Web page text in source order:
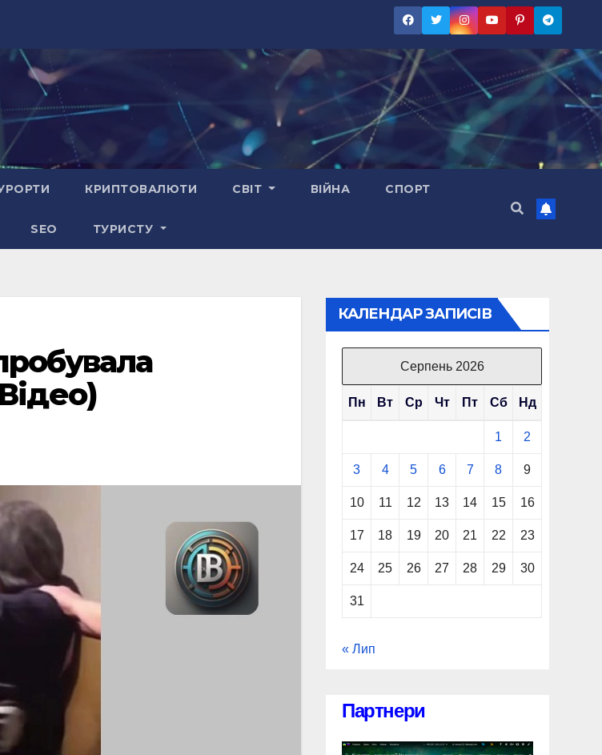
КРИПТОВАЛЮТИ СВІТ ВІЙНА СПОРТ
SEO ТУРИСТУ
КАЛЕНДАР ЗАПИСІВ
Серпень 2026
Пн Вт Ср Чт Пт Сб Нд
1 2
3 4 5 6 7 8 9
10 11 12 13 14 15 16
17 18 19 20 21 22 23
24 25 26 27 28 29 30
31
« Лип
Партнери